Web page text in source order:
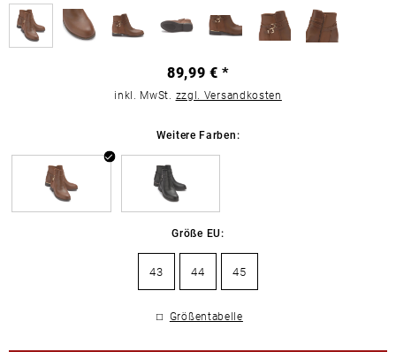
89,99 € *
inkl. MwSt. zzgl. Versandkosten
Weitere Farben:
Größe EU:
43 44 45
Größentabelle